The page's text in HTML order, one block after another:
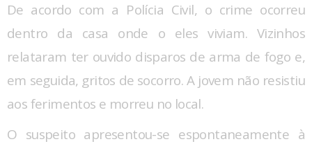
De acordo com a Polícia Civil, o crime ocorreu
dentro da casa onde o eles viviam. Vizinhos
relataram ter ouvido disparos de arma de fogo e,
em seguida, gritos de socorro. A jovem não resistiu
aos ferimentos e morreu no local.
O suspeito apresentou-se espontaneamente à